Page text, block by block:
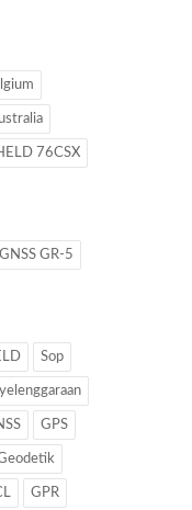
76CSX
GNSS GR-5
Sop
GPS
GPR